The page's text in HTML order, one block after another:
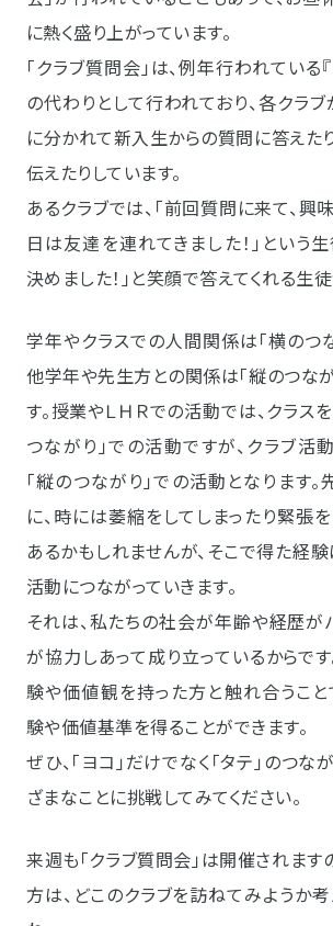
に熱く盛り上がっています。
「クラブ質問会」は、例年行われている
の代わりとして行われており、各クラ
に分かれて新入生からの質問に答えた
伝えたりしています。
あるクラブでは、「前回質問に来て、興
日は友達を連れてきました！」という
決めました！」と笑顔で答えてくれる生
学年やクラスでの人間関係は「横のつ
他学年や先生方との関係は「縦のつな
す。授業やＬＨＲでの活動では、クラス
つながり」での活動ですが、クラブ活
「縦のつながり」での活動となります
に、時には萎縮をしてしまったり緊張
あるかもしれませんが、そこで得た経
活動につながっていきます。
それは、私たちの社会が年齢や経歴が
が協力しあって成り立っているからで
験や価値観を持った方と触れ合うこと
験や価値基準を得ることができます。
ぜひ、「ヨコ」だけでなく「タテ」のつな
ざまなことに挑戦してみてください。
来週も「クラブ質問会」は開催されます
方は、どこのクラブを訪ねてみようか